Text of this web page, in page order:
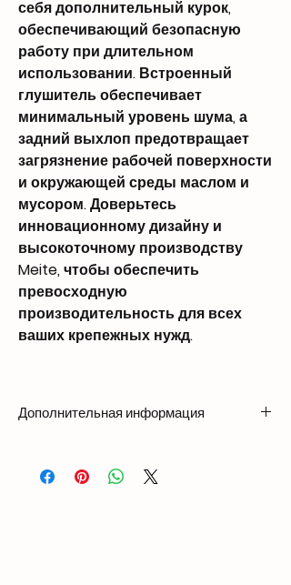
себя дополнительный курок,
обеспечивающий безопасную
работу при длительном
использовании. Встроенный
глушитель обеспечивает
минимальный уровень шума, а
задний выхлоп предотвращает
загрязнение рабочей поверхности
и окружающей среды маслом и
мусором. Доверьтесь
инновационному дизайну и
высокоточному производству
Meite, чтобы обеспечить
превосходную
производительность для всех
ваших крепежных нужд.
Дополнительная информация
Совместимость с гвоздями